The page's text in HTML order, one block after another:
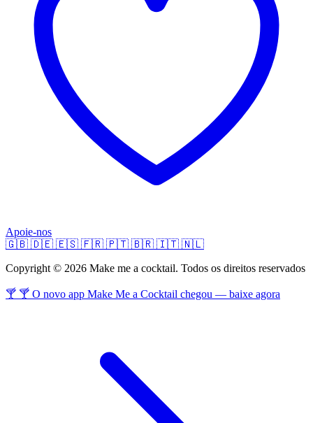
Apoie-nos
🇬🇧 🇩🇪 🇪🇸 🇫🇷 🇵🇹 🇧🇷 🇮🇹 🇳🇱
Copyright © 2026 Make me a cocktail. Todos os direitos reservados
🍸 🍸 O novo app Make Me a Cocktail chegou — baixe agora